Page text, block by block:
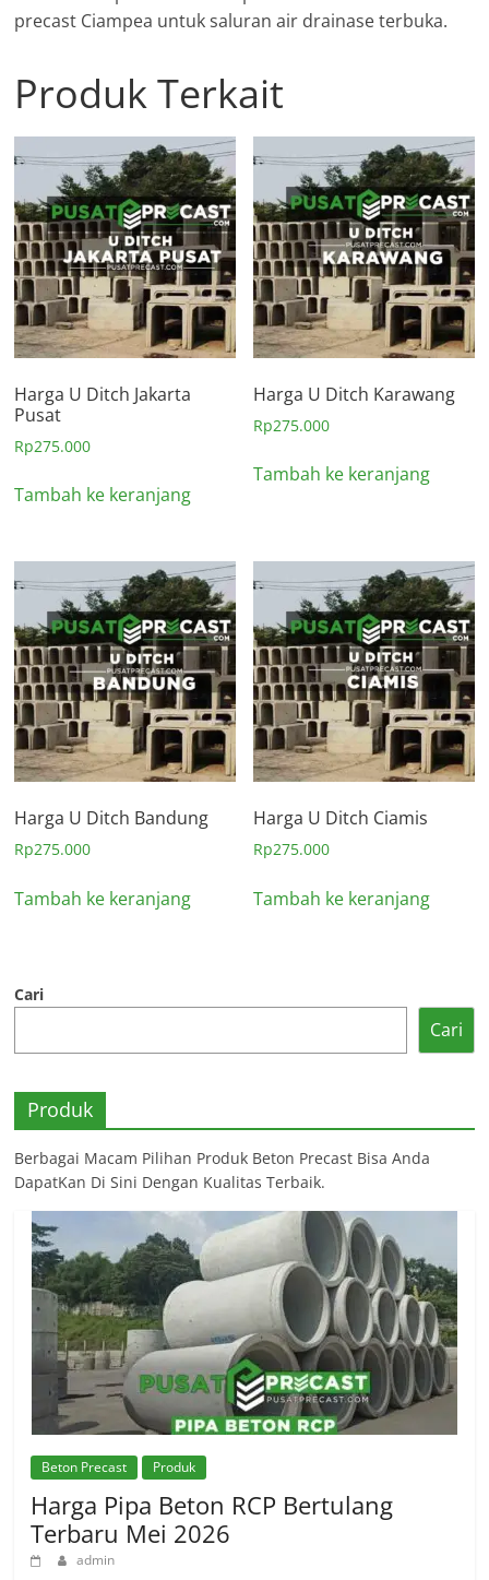
precast Ciampea untuk saluran air drainase terbuka.
Produk Terkait
Harga U Ditch Jakarta
Pusat
Rp275.000
Tambah ke keranjang
Harga U Ditch Karawang
Rp275.000
Tambah ke keranjang
Harga U Ditch Bandung
Rp275.000
Tambah ke keranjang
Harga U Ditch Ciamis
Rp275.000
Tambah ke keranjang
Cari
Cari
Produk
Berbagai Macam Pilihan Produk Beton Precast Bisa Anda
DapatKan Di Sini Dengan Kualitas Terbaik.
Beton Precast Produk
Harga Pipa Beton RCP Bertulang
Terbaru Mei 2026
admin